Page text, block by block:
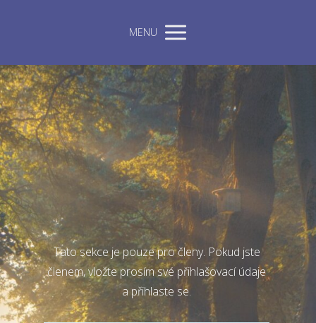
MENU
Tato sekce je pouze pro členy. Pokud jste
členem, vložte prosím své přihlašovací údaje
a přihlaste se.